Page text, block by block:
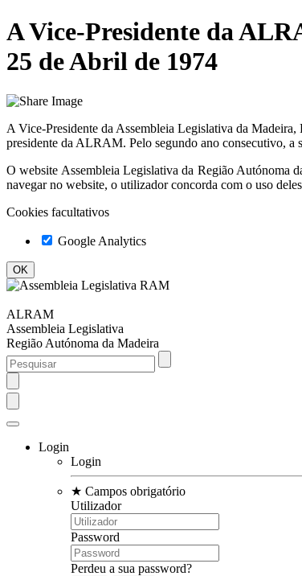
A Vice-Presidente da
25 de Abril de 1974
A Vice-Presidente da Assembleia Legislativa da
presidente da ALRAM. Pelo segundo ano consecutivo, a
O website Assembleia Legislativa da Região Autónoma
navegar no website, o utilizador concorda com o uso
Cookies facultativos
Google Analytics
ALRAM
Assembleia Legislativa
Região Autónoma da Madeira
Login
Login
★ Campos obrigatório
Utilizador
Password
Perdeu a sua password?